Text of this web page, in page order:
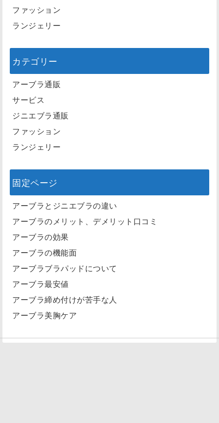
ファッション
ランジェリー
カテゴリー
アーブラ通販
サービス
ジニエブラ通販
ファッション
ランジェリー
固定ページ
アーブラとジニエブラの違い
アーブラのメリット、デメリット口コミ
アーブラの効果
アーブラの機能面
アーブラブラパッドについて
アーブラ最安値
アーブラ締め付けが苦手な人
アーブラ美胸ケア